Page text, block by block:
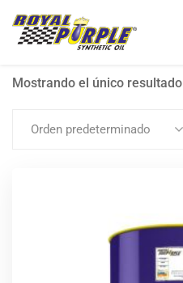
Mostrando el único resultado
Orden predeterminado